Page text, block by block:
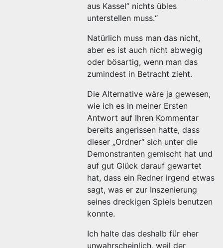
aus Kassel” nichts übles
unterstellen muss.“
Natürlich muss man das nicht,
aber es ist auch nicht abwegig
oder bösartig, wenn man das
zumindest in Betracht zieht.
Die Alternative wäre ja gewesen,
wie ich es in meiner Ersten
Antwort auf Ihren Kommentar
bereits angerissen hatte, dass
dieser „Ordner“ sich unter die
Demonstranten gemischt hat und
auf gut Glück darauf gewartet
hat, dass ein Redner irgend etwas
sagt, was er zur Inszenierung
seines dreckigen Spiels benutzen
konnte.
Ich halte das deshalb für eher
unwahrscheinlich, weil der